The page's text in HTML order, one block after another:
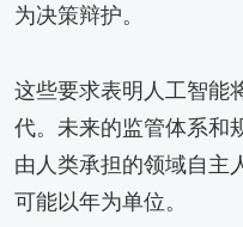
为决策辩护。
这些要求表明人工智能
代。未来的监管体系和
由人类承担的领域自主
可能以年为单位。